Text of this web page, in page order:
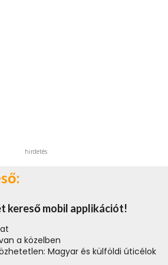
hirdetés
kereső mobil applikációt!
a közelben
Magyar és külföldi úticélok